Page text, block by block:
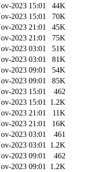
2023 15:01
44K
2023 15:01
70K
2023 21:01
45K
2023 21:01
75K
2023 03:01
51K
2023 03:01
81K
2023 09:01
54K
2023 09:01
85K
2023 15:01
462
2023 15:01 1.2K
2023 21:01
11K
2023 21:01
16K
2023 03:01
461
2023 03:01 1.2K
2023 09:01
462
2023 09:01 1.2K